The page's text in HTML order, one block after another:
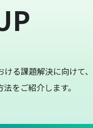
る課題解決に向けて
をご紹介します。